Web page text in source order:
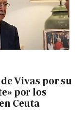
Vivas por su
por los
Ceuta